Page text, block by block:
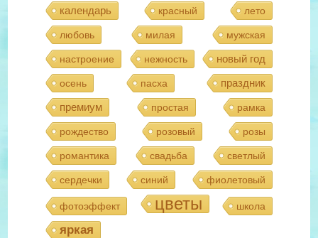
календарь красный лето
любовь милая мужская
настроение нежность новый год
осень пасха
праздник
премиум
простая рамка
рождество розовый розы
романтика свадьба светлый
сердечки синий фиолетовый
фотоэффект цветы школа
яркая